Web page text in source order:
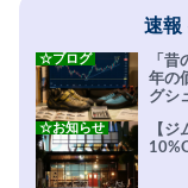
速報
「
年の
グシ
☆ブログ
【
☆お知らせ